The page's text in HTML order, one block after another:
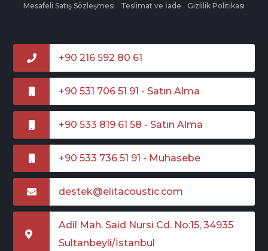
Mesafeli Satış Sözleşmesi Teslimat ve İade Gizlilik Politikası
+90 216 592 80 61
+90 531 706 51 91 - Satın Alma
+90 533 819 61 58 - Satın Alma
+90 533 736 51 91 - Muhasebe
destek@elitacoustic.com
Adil Mah. Said Nursi Cd. No:15, 34935
Sultanbeyli/İstanbul